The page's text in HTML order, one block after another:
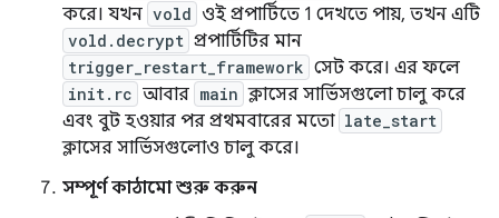
করে। যখন vold ওই প্রপার্টিতে 1 দেখতে পায়, তখন এটি
vold.decrypt প্রপার্টিটির মান
trigger_restart_framework সেট করে। এর ফলে
init.rc আবার main ক্লাসের সার্ভিসগুলো চালু করে
এবং বুট হওয়ার পর প্রথমবারের মতো late_start
ক্লাসের সার্ভিসগুলোও চালু করে।
সম্পূর্ণ কাঠামো শুরু করুন